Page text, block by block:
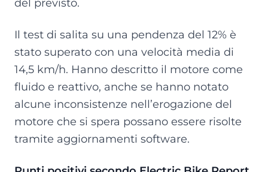
del previsto.
Il test di salita su una pendenza del 12% è
stato superato con una velocità media di
14,5 km/h. Hanno descritto il motore come
fluido e reattivo, anche se hanno notato
alcune inconsistenze nell’erogazione del
motore che si spera possano essere risolte
tramite aggiornamenti software.